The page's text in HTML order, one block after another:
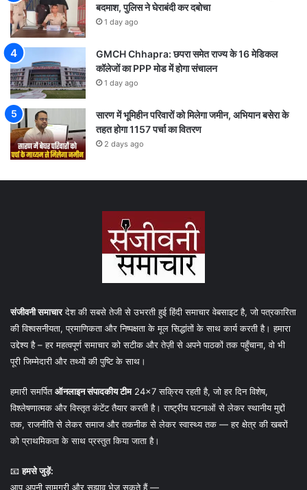
बदमाश, पुलिस ने घेराबंदी कर दबोचा
1 day ago
GMCH Chhapra: छपरा समेत राज्य के 16 मेडिकल
कॉलेजों का PPP मोड में होगा संचालन
1 day ago
सारण में भूमिहीन परिवारों को मिलेगा जमीन, अभियान बसेरा के
तहत होगा 1157 पर्चा का वितरण
2 days ago
संजीवनी समाचारदेश की सबसे तेजी से उभरती हुई हिंदी समाचार वेबसाइट है, जो पत्रकारिता
की विश्वसनीयता, प्रमाणिकता और निष्पक्षता के मूल सिद्धांतों के साथ कार्य करती है। हमारा
उद्देश्य है – हर महत्वपूर्ण समाचार को सटीक और तेज़ी से अपने पाठकों तक पहुँचाना, वो भी
पूरी जिम्मेदारी और तथ्यों की पुष्टि के साथ।
हमारी समर्पितऑनलाइन संपादकीय टीम24×7 सक्रिय रहती है, जो हर दिन विशेष,
विश्लेषणात्मक और विस्तृत कंटेंट तैयार करती है। राष्ट्रीय घटनाओं से लेकर स्थानीय मुद्दों
तक, राजनीति से लेकर समाज और तकनीक से लेकर स्वास्थ्य तक — हर क्षेत्र की खबरों
को प्राथमिकता के साथ प्रस्तुत किया जाता है।
📧हमसे जुड़ें:
आप अपनी सामग्री और सुझाव भेज सकते हैं —